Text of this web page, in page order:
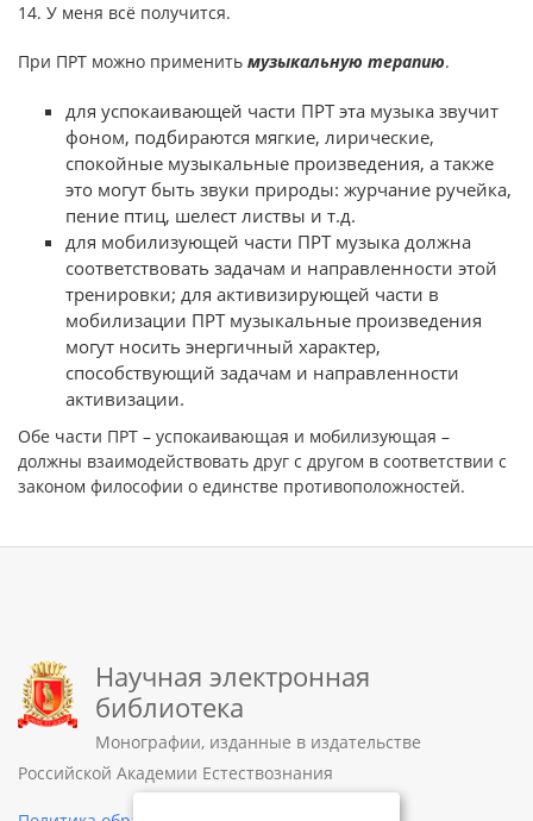
14. У меня всё получится.
При ПРТ можно применить музыкальную терапию.
для успокаивающей части ПРТ эта музыка звучит
фоном, подбираются мягкие, лирические,
спокойные музыкальные произведения, а также
это могут быть звуки природы: журчание ручейка,
пение птиц, шелест листвы и т.д.
для мобилизующей части ПРТ музыка должна
соответствовать задачам и направленности этой
тренировки; для активизирующей части в
мобилизации ПРТ музыкальные произведения
могут носить энергичный характер,
способствующий задачам и направленности
активизации.
Обе части ПРТ – успокаивающая и мобилизующая –
должны взаимодействовать друг с другом в соответствии с
законом философии о единстве противоположностей.
Научная электронная
библиотека
Монографии, изданные в издательстве
Российской Академии Естествознания